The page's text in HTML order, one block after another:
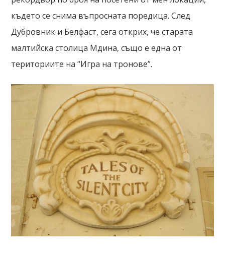
където се снима въпросната поредица. След
Дубровник и Белфаст, сега открих, че старата
малтийска столица Мдина, също е една от
териториите на “Игра на тронове”.